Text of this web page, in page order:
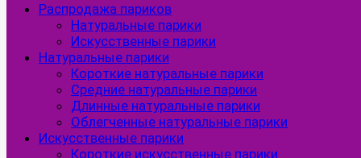
Распродажа париков
Натуральные парики
Искусственные парики
Натуральные парики
Короткие натуральные парики
Средние натуральные парики
Длинные натуральные парики
Облегченные натуральные парики
Искусственные парики
Короткие искусственные парики